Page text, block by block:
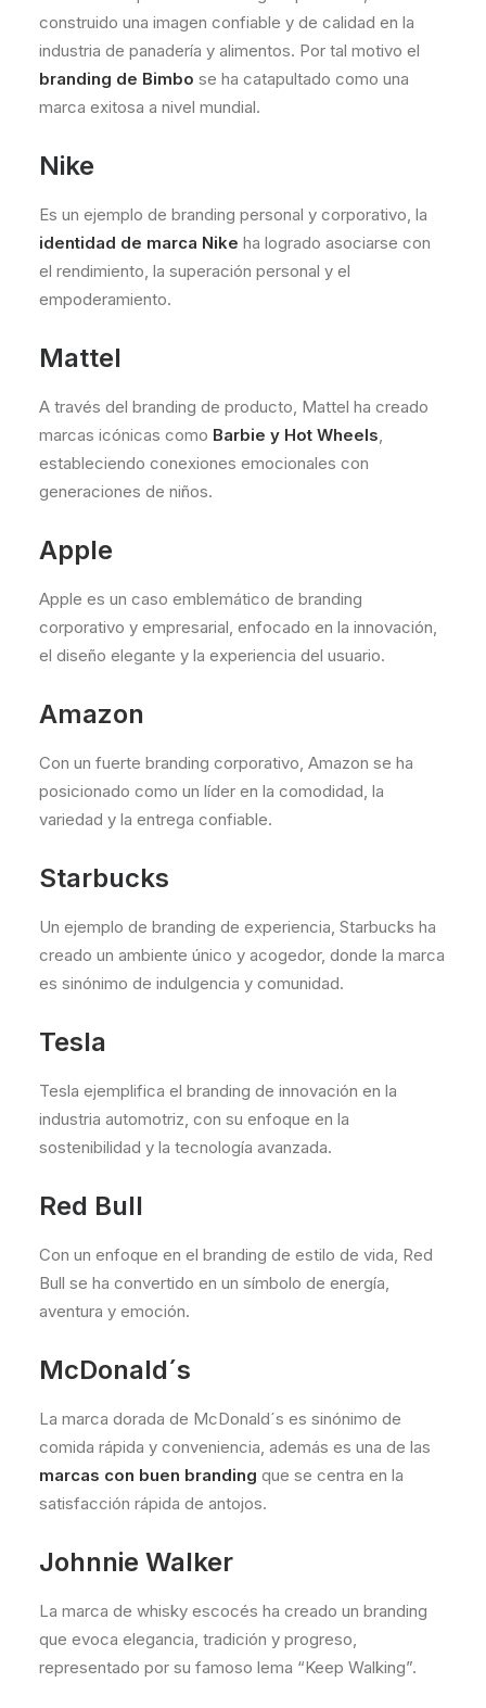
construido una imagen confiable y de calidad en la
industria de panadería y alimentos. Por tal motivo el
branding de Bimbo se ha catapultado como una
marca exitosa a nivel mundial.
Nike
Es un ejemplo de branding personal y corporativo, la
identidad de marca Nike ha logrado asociarse con
el rendimiento, la superación personal y el
empoderamiento.
Mattel
A través del branding de producto, Mattel ha creado
marcas icónicas como Barbie y Hot Wheels,
estableciendo conexiones emocionales con
generaciones de niños.
Apple
Apple es un caso emblemático de branding
corporativo y empresarial, enfocado en la innovación,
el diseño elegante y la experiencia del usuario.
Amazon
Con un fuerte branding corporativo, Amazon se ha
posicionado como un líder en la comodidad, la
variedad y la entrega confiable.
Starbucks
Un ejemplo de branding de experiencia, Starbucks ha
creado un ambiente único y acogedor, donde la marca
es sinónimo de indulgencia y comunidad.
Tesla
Tesla ejemplifica el branding de innovación en la
industria automotriz, con su enfoque en la
sostenibilidad y la tecnología avanzada.
Red Bull
Con un enfoque en el branding de estilo de vida, Red
Bull se ha convertido en un símbolo de energía,
aventura y emoción.
McDonald´s
La marca dorada de McDonald´s es sinónimo de
comida rápida y conveniencia, además es una de las
marcas con buen branding que se centra en la
satisfacción rápida de antojos.
Johnnie Walker
La marca de whisky escocés ha creado un branding
que evoca elegancia, tradición y progreso,
representado por su famoso lema “Keep Walking”.